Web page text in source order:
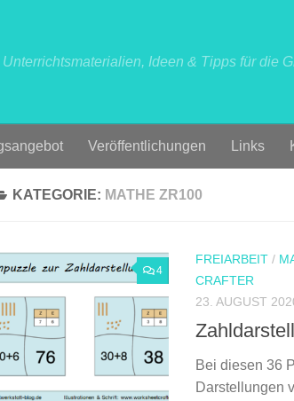
Unterrichtsmaterialien, Ideen & Tipps für die
Veröffentlichungen Links
KATEGORIE: MATHE ZR100
4
FREIARBEIT /
CRAFTER
23. AUGUST
Bei diesen 36
Darstellungen